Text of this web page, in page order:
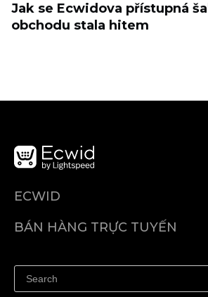
Jak se Ecwidova přístupná
obchodu stala hitem
ECWID
Trung tâm trợ giúp
BÁN HÀNG TRỰC TUYẾN
Quảng bá ở bất cứ đâu
Kiểm soát mọi thứ